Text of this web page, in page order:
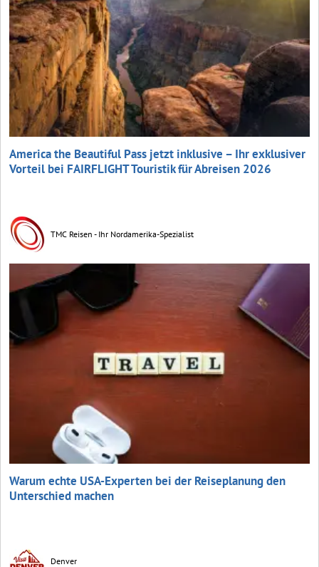
America the Beautiful Pass jetzt inklusive – Ihr exklusiver
Vorteil bei FAIRFLIGHT Touristik für Abreisen 2026
TMC Reisen - Ihr Nordamerika-Spezialist
Warum echte USA-Experten bei der Reiseplanung den
Unterschied machen
Denver